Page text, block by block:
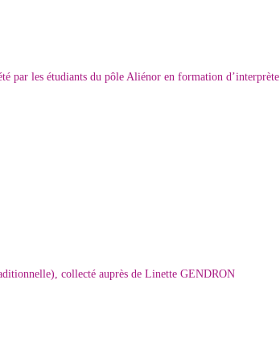
par les étudiants du pôle Aliénor en formation d’interprète
collecté auprès de Linette GENDRON